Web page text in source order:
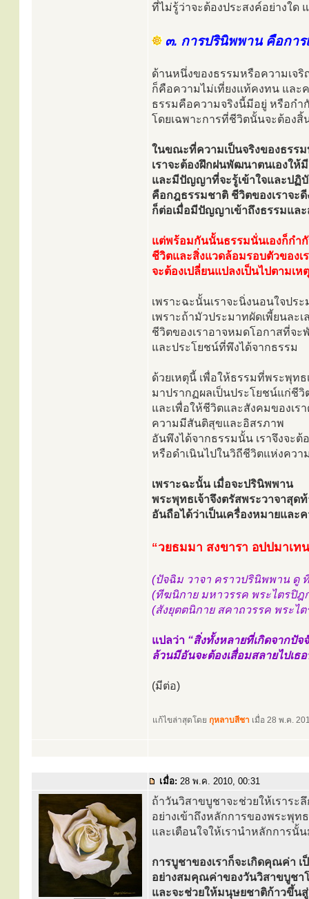
ที่ไม่รู้ว่าจะต้องประสงค์อย่างใด
๓. การปรินิพพาน คือกา
ด้านหนึ่งของธรรมหรือความเจ
ก็คือความไม่เที่ยงแท้คงทน และ
ธรรมคือความจริงนี้มีอยู่ หรือก
โดยเฉพาะการที่ชีวิตนั้นจะต้องสิ้
ในขณะที่ความเป็นจริงของธรรม
เราจะต้องฝึกฝนพัฒนาตนเองใ
และมีปัญญาที่จะรู้เข้าใจและปฏิ
คือกฎธรรมชาติ ชีวิตของเราจะ
ก็ต่อเมื่อมีปัญญาเข้าถึงธรรมแล
แต่พร้อมกันนั้นธรรมนั่นเองก็กำกั
ชีวิตและสิ่งแวดล้อมรอบตัวของ
จะต้องเปลี่ยนแปลงเป็นไปตามเห
เพราะฉะนั้นเราจะนิ่งนอนใจปร
เพราะถ้ามัวประมาทผัดเพี้ยนละเ
ชีวิตของเราอาจหมดโอกาสที่จ
และประโยชน์ที่พึงได้จากธรรม
ด้วยเหตุนี้ เพื่อให้ธรรมที่พระพุท
มาปรากฏผลเป็นประโยชน์แก่ชีวิ
และเพื่อให้ชีวิตและสังคมของเร
ความมีสันติสุขและอิสรภาพ
อันพึงได้จากธรรมนั้น เราจึงจะต้
หรือดำเนินไปในวิถีชีวิตแห่งควา
เพราะฉะนั้น เมื่อจะปรินิพพาน
พระพุทธเจ้าจึงตรัสพระวาจาสุด
อันถือได้ว่าเป็นเครื่องหมายแล
“วยธมมา สงขารา อปปมาเท
(ปัจฉิม วาจา คราวปรินิพพาน ดู
(ทีฆนิกาย มหาวรรค พระไตรปิฎ
(สังยุตตนิกาย สคาถวรรค พระไ
แปลว่า “สิ่งทั้งหลายที่เกิดจากปัจ
ล้วนมีอันจะต้องเสื่อมสลายไปเธ
(มีต่อ)
แก้ไขล่าสุดโดย กุหลาบสีชา เมื่อ 28 พ.ค.
เมื่อ: 28 พ.ค. 2010, 00:31
ถ้าวันวิสาขบูชาจะช่วยให้เราร
อย่างเข้าถึงหลักการของพระพุ
และเตือนใจให้เรานำหลักการนั้
การบูชาของเราก็จะเกิดคุณค่า
อย่างสมคุณค่าของวันวิสาขบูชา
และจะช่วยให้มนุษยชาติก้าวขึ้